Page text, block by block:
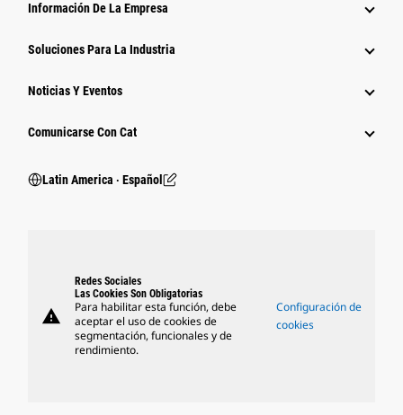
Información De La Empresa
Soluciones Para La Industria
Noticias Y Eventos
Comunicarse Con Cat
Latin America ‧ Español
warning
Redes Sociales
Las Cookies Son Obligatorias
Para habilitar esta función, debe
aceptar el uso de cookies de
segmentación, funcionales y de
rendimiento.
Configuración de
cookies